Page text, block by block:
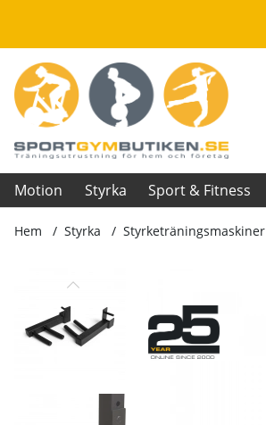
Motion Styrka Sport & Fitness
Hem Styrka Styrketräningsmaskiner
Produktbilder Dip-Attachment 40